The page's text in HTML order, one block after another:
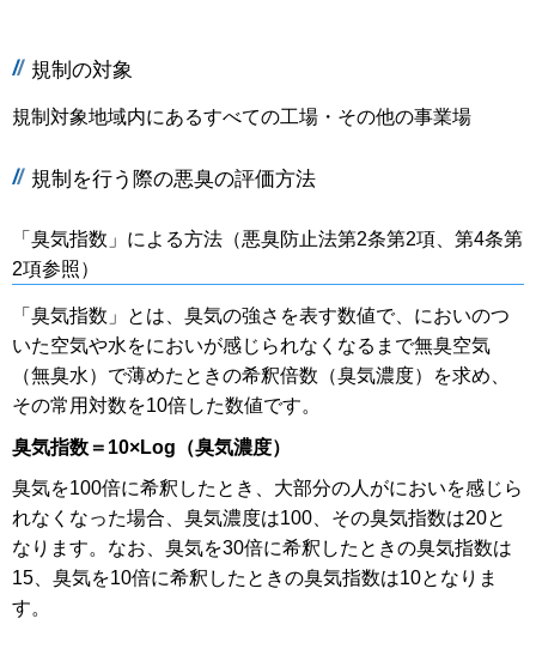
規制の対象
規制対象地域内にあるすべての工場・その他の事業場
規制を行う際の悪臭の評価方法
「臭気指数」による方法（悪臭防止法第2条第2項、第4条第
2項参照）
「臭気指数」とは、臭気の強さを表す数値で、においのつ
いた空気や水をにおいが感じられなくなるまで無臭空気
（無臭水）で薄めたときの希釈倍数（臭気濃度）を求め、
その常用対数を10倍した数値です。
臭気指数＝10×Log（臭気濃度）
臭気を100倍に希釈したとき、大部分の人がにおいを感じら
れなくなった場合、臭気濃度は100、その臭気指数は20と
なります。なお、臭気を30倍に希釈したときの臭気指数は
15、臭気を10倍に希釈したときの臭気指数は10となりま
す。